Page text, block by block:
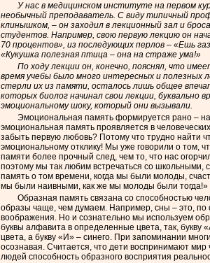
У нас в медицинском институте на первом
необычный преподаватель. С виду типичный
клинышком, – он заходил в лекционный зал и
студентов. Например, свою первую лекцию он
70 процентов», из последующих перлов – «Ешь
«Кукушка полезная птица – она на страже ума!»
По ходу лекции он, конечно, пояснял, что
время учебы было много интересных и полезных
стерли их из памяти, осталось лишь общее
которых биолог начинал свои лекции, буквально
эмоциональному шоку, который они вызывали.
Эмоциональная память формируется рано –
эмоциональная память проявляется в
забыть первую любовь? Потому что трудно найти
эмоциональному отклику! Мы уже говорили о том,
памяти более прочный след, чем то, что нас
поэтому мы так любим встречаться со школьными,
память о том времени, когда мы были молоды,
мы были наивными, как же мы молоды были тогда!»
Образная память связана со способностью
образы чаще, чем думаем. Например, сны – это, по
воображения. Но и сознательно мы используем
буквы алфавита в определенные цвета, так, букву
цвета, а букву «И» – синего. При запоминании
осознавая. Считается, что дети воспринимают мир
людей способность образного восприятия